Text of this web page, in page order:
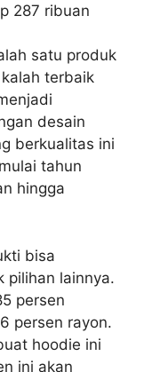
287 ribuan
satu produk
terbaik
desain
berkualitas ini
tahun
hingga
bisa
pilihan lainnya.
persen
persen rayon.
hoodie ini
ini akan